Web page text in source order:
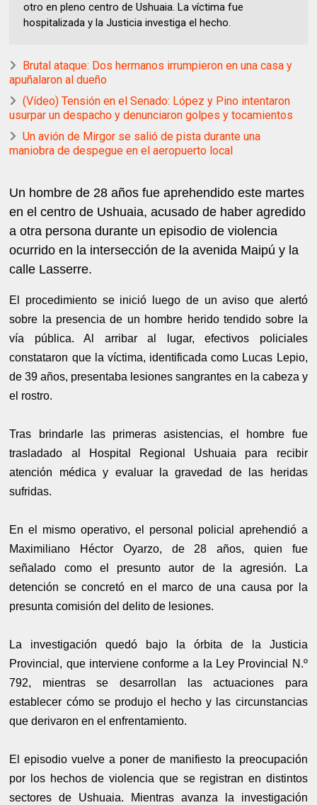
otro en pleno centro de Ushuaia. La víctima fue
hospitalizada y la Justicia investiga el hecho.
Brutal ataque: Dos hermanos irrumpieron en una casa y
apuñalaron al dueño
(Vídeo) Tensión en el Senado: López y Pino intentaron
usurpar un despacho y denunciaron golpes y tocamientos
Un avión de Mirgor se salió de pista durante una
maniobra de despegue en el aeropuerto local
Un hombre de 28 años fue aprehendido este martes
en el centro de Ushuaia, acusado de haber agredido
a otra persona durante un episodio de violencia
ocurrido en la intersección de la avenida Maipú y la
calle Lasserre.
El procedimiento se inició luego de un aviso que alertó
sobre la presencia de un hombre herido tendido sobre la
vía pública. Al arribar al lugar, efectivos policiales
constataron que la víctima, identificada como Lucas Lepio,
de 39 años, presentaba lesiones sangrantes en la cabeza y
el rostro.
Tras brindarle las primeras asistencias, el hombre fue
trasladado al Hospital Regional Ushuaia para recibir
atención médica y evaluar la gravedad de las heridas
sufridas.
En el mismo operativo, el personal policial aprehendió a
Maximiliano Héctor Oyarzo, de 28 años, quien fue
señalado como el presunto autor de la agresión. La
detención se concretó en el marco de una causa por la
presunta comisión del delito de lesiones.
La investigación quedó bajo la órbita de la Justicia
Provincial, que interviene conforme a la Ley Provincial N.º
792, mientras se desarrollan las actuaciones para
establecer cómo se produjo el hecho y las circunstancias
que derivaron en el enfrentamiento.
El episodio vuelve a poner de manifiesto la preocupación
por los hechos de violencia que se registran en distintos
sectores de Ushuaia. Mientras avanza la investigación